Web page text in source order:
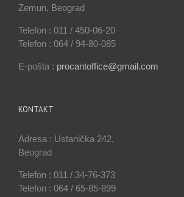
Zemun, Beograd
Telefon : 011 / 450-06-20
Telefon : 064 / 94-80-085
E-pošta : procantoffice@gmail.com
KONTAKT
Adresa : Ustanička 242,
Beograd
Telefon : 011 / 34-76-373
Telefon : 064 / 65-85-899